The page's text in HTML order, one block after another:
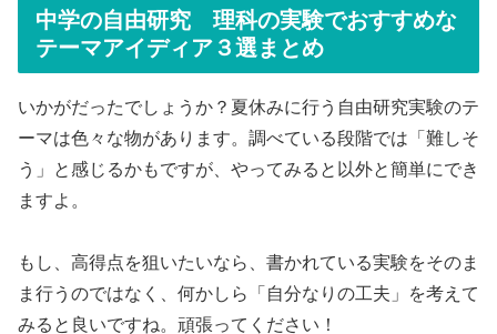
中学の自由研究 理科の実験でおすすめな
テーマアイディア３選まとめ
いかがだったでしょうか？夏休みに行う自由研究実験のテ
ーマは色々な物があります。調べている段階では「難しそ
う」と感じるかもですが、やってみると以外と簡単にでき
ますよ。
もし、高得点を狙いたいなら、書かれている実験をそのま
ま行うのではなく、何かしら「自分なりの工夫」を考えて
みると良いですね。頑張ってください！